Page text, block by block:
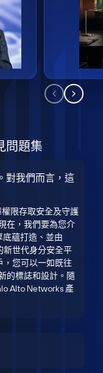
問題集
對我們而言，這
限存取安全及守護
在，我們要為您介
蘊打造、並由
新世代身分安全平
，您可以一如既往
的標誌和設計。隨
Alto Networks 產